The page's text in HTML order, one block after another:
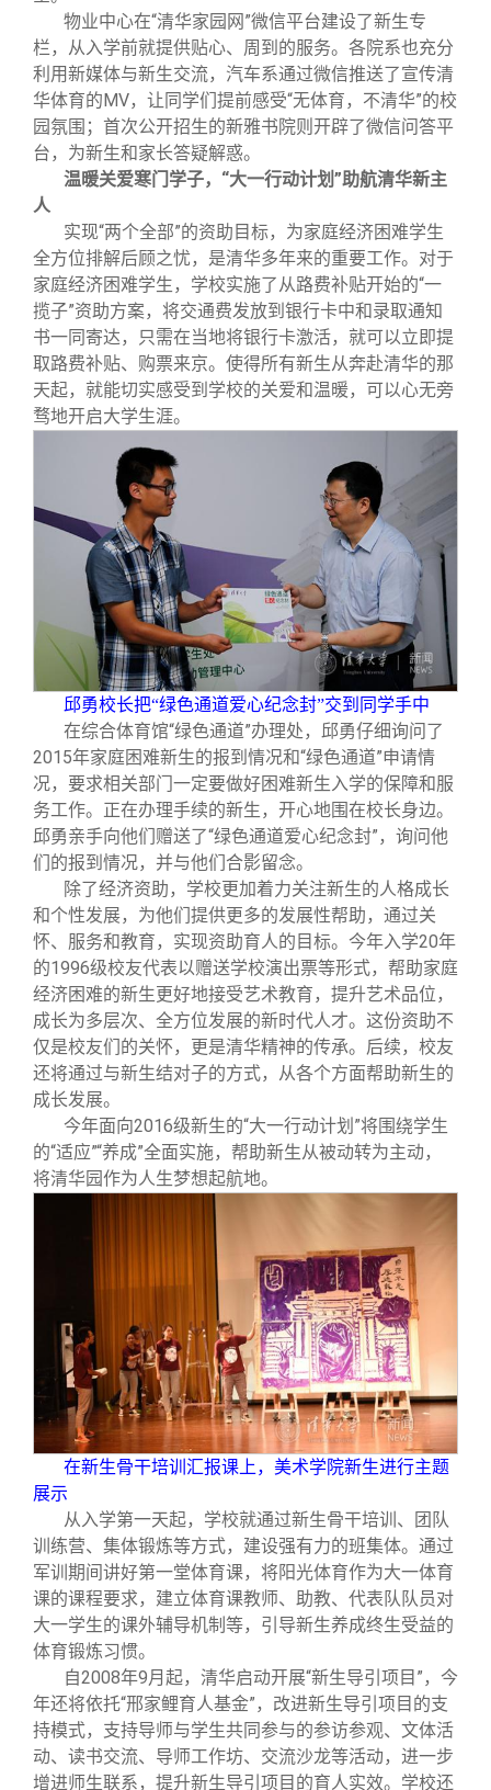
物业中心在“清华家园网”微信平台建设了新生专
栏，从入学前就提供贴心、周到的服务。各院系也充分
利用新媒体与新生交流，汽车系通过微信推送了宣传清
华体育的MV，让同学们提前感受“无体育，不清华”的校
园氛围；首次公开招生的新雅书院则开辟了微信问答平
台，为新生和家长答疑解惑。
温暖关爱寒门学子，“大一行动计划”助航清华新主
人
实现“两个全部”的资助目标，为家庭经济困难学生
全方位排解后顾之忧，是清华多年来的重要工作。对于
家庭经济困难学生，学校实施了从路费补贴开始的“一
揽子”资助方案，将交通费发放到银行卡中和录取通知
书一同寄达，只需在当地将银行卡激活，就可以立即提
取路费补贴、购票来京。使得所有新生从奔赴清华的那
天起，就能切实感受到学校的关爱和温暖，可以心无旁
骛地开启大学生涯。
邱勇校长把“绿色通道爱心纪念封”交到同学手中
在综合体育馆“绿色通道”办理处，邱勇仔细询问了
2015年家庭困难新生的报到情况和“绿色通道”申请情
况，要求相关部门一定要做好困难新生入学的保障和服
务工作。正在办理手续的新生，开心地围在校长身边。
邱勇亲手向他们赠送了“绿色通道爱心纪念封”，询问他
们的报到情况，并与他们合影留念。
除了经济资助，学校更加着力关注新生的人格成长
和个性发展，为他们提供更多的发展性帮助，通过关
怀、服务和教育，实现资助育人的目标。今年入学20年
的1996级校友代表以赠送学校演出票等形式，帮助家庭
经济困难的新生更好地接受艺术教育，提升艺术品位，
成长为多层次、全方位发展的新时代人才。这份资助不
仅是校友们的关怀，更是清华精神的传承。后续，校友
还将通过与新生结对子的方式，从各个方面帮助新生的
成长发展。
今年面向2016级新生的“大一行动计划”将围绕学生
的“适应”“养成”全面实施，帮助新生从被动转为主动，
将清华园作为人生梦想起航地。
在新生骨干培训汇报课上，美术学院新生进行主题
展示
从入学第一天起，学校就通过新生骨干培训、团队
训练营、集体锻炼等方式，建设强有力的班集体。通过
军训期间讲好第一堂体育课，将阳光体育作为大一体育
课的课程要求，建立体育课教师、助教、代表队队员对
大一学生的课外辅导机制等，引导新生养成终生受益的
体育锻炼习惯。
自2008年9月起，清华启动开展“新生导引项目”，今
年还将依托“邢家鲤育人基金”，改进新生导引项目的支
持模式，支持导师与学生共同参与的参访参观、文体活
动、读书交流、导师工作坊、交流沙龙等活动，进一步
增进师生联系，提升新生导引项目的育人实效。学校还